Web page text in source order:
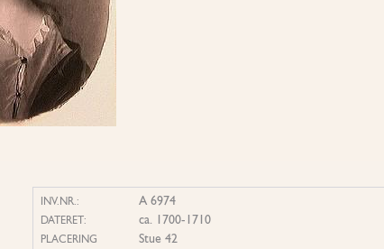
INV.NR.: A 6974
DATERET: ca. 1700-1710
PLACERING Stue 42